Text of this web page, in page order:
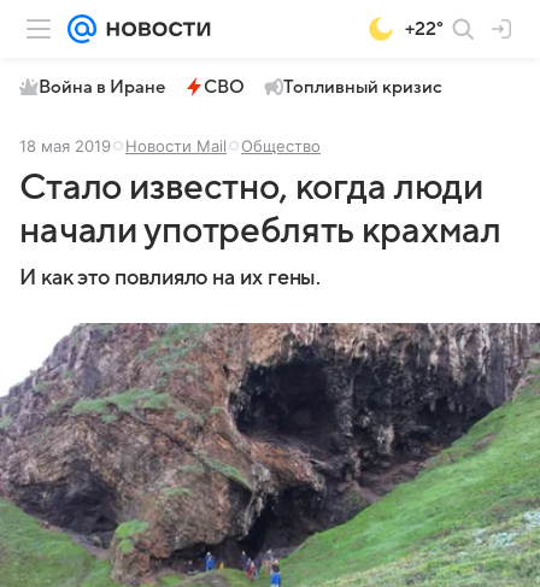
+22°
Война в Иране СВО Топливный кризис
18 мая 2019 Новости Mail Общество
Стало известно, когда люди
начали употреблять крахмал
И как это повлияло на их гены.